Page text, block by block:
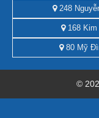
248
168 Kim
80 Mỹ
©